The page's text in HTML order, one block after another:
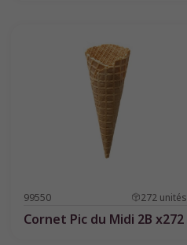
99550 272 unités
Cornet Pic du Midi 2B x272